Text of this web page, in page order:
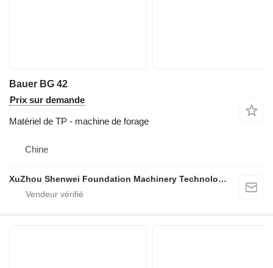
Bauer BG 42
Prix sur demande
Matériel de TP - machine de forage
Chine
XuZhou Shenwei Foundation Machinery Technology